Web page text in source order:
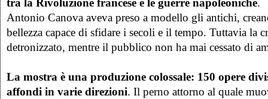
tra la Rivoluzione francese e le guerre napoleoniche.
Antonio Canova aveva preso a modello gli antichi,
bellezza capace di sfidare i secoli e il tempo. Tuttavia la
detronizzato, mentre il pubblico non ha mai cessato di
La mostra è una produzione colossale: 150 opere
affondi in varie direzioni. Il perno attorno al quale